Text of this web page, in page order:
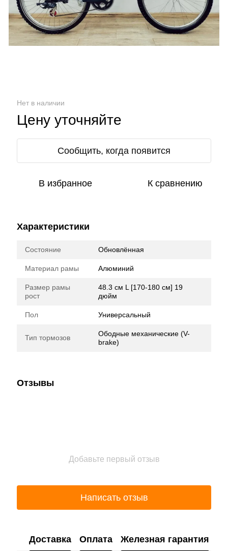
Нет в наличии
Цену уточняйте
Сообщить, когда появится
В избранное К сравнению
Характеристики
Состояние Обновлённая
Материал рамы Алюминий
Размер рамы
рост
48.3 см L [170-180 см] 19
дюйм
Пол Универсальный
Тип тормозов
Ободные механические (V-
brake)
Отзывы
Добавьте первый отзыв
Написать отзыв
Доставка Оплата Железная гарантия